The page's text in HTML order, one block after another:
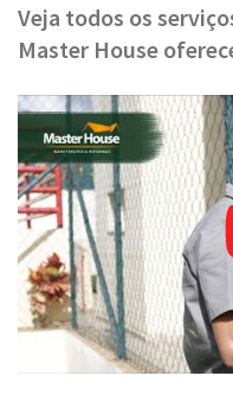
Veja todos os
Master House